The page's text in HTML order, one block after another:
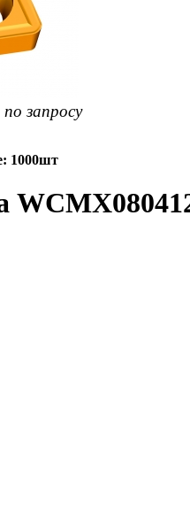
запросу
1000шт